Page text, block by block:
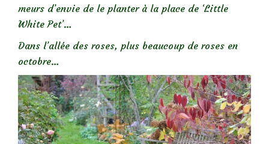
meurs d’envie de le planter à la place de ‘Little
White Pet’…
Dans l’allée des roses, plus beaucoup de roses en
octobre…